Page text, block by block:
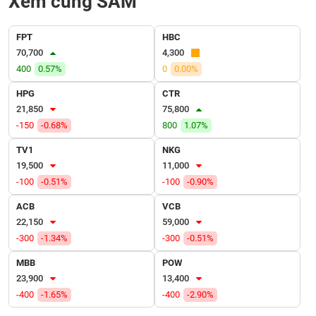
FPT
70,700
400
0.57%
HBC
4,300
0
0.00%
HPG
21,850
-150
-0.68%
CTR
75,800
800
1.07%
TV1
19,500
-100
-0.51%
NKG
11,000
-100
-0.90%
ACB
22,150
-300
-1.34%
VCB
59,000
-300
-0.51%
MBB
23,900
-400
-1.65%
POW
13,400
-400
-2.90%
VỤ
THÔNG
TIỆN
ÍCH
BẤT
ĐỘNG
SẢN
chứng
khoán
(-)